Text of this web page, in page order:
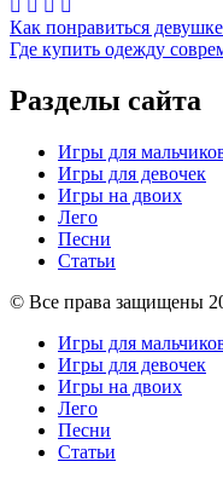
Навигация
по
записям
Как понравиться
Где купить одежду
Разделы сайта
Игры для
Игры для девочек
Игры на двоих
Лего
Песни
Статьи
© Все права защищены
Игры для
Игры для девочек
Игры на двоих
Лего
Песни
Статьи